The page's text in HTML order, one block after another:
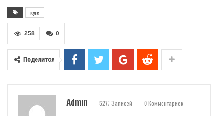
купе
0
258
Поделится
Admin 5277 Записей 0 Комментариев